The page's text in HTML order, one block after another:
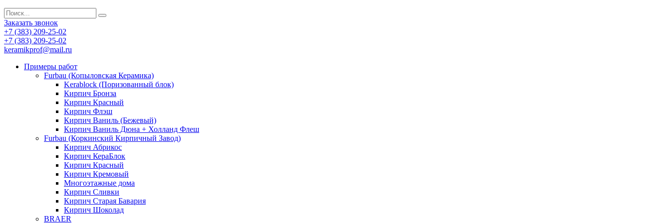
Заказать звонок
+7 (383) 209-25-02
+7 (383) 209-25-02
keramikprof@mail.ru
Примеры работ
Furbau (Копыловская Керамика)
Kerablock (Поризованный блок)
Кирпич Бронза
Кирпич Красный
Кирпич Флэш
Кирпич Ваниль (Бежевый)
Кирпич Ваниль Дюна + Холланд Флеш
Furbau (Коркинский Кирпичный Завод)
Кирпич Абрикос
Кирпич КераБлок
Кирпич Красный
Кирпич Кремовый
Многоэтажные дома
Кирпич Сливки
Кирпич Старая Бавария
Кирпич Шоколад
BRAER